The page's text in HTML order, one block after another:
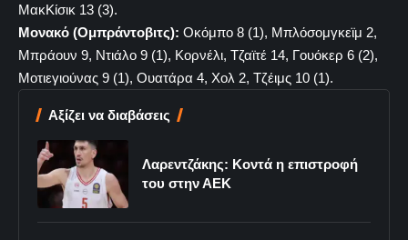
ΜακΚίσικ 13 (3).
Μονακό (Ομπράντοβιτς): Οκόμπο 8 (1), Μπλόσομγκεϊμ 2,
Μπράουν 9, Ντιάλο 9 (1), Κορνέλι, Τζαϊτέ 14, Γουόκερ 6 (2),
Μοτιεγιούνας 9 (1), Ουατάρα 4, Χολ 2, Τζέιμς 10 (1).
Αξίζει να διαβάσεις
Λαρεντζάκης: Κοντά η επιστροφή
του στην ΑΕΚ